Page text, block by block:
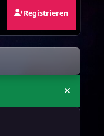
Registrieren